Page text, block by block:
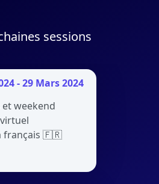
sessions
- 29 Mars 2024
et weekend
français 🇫🇷